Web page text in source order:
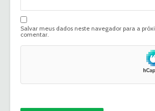
Salvar meus dados neste navegador para a
comentar.